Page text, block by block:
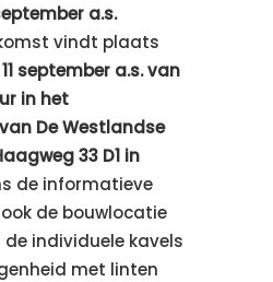
a.s.
vindt plaats
september a.s. van
in het
De Westlandse
33 D1 in
de informatieve
de bouwlocatie
individuele kavels
met linten